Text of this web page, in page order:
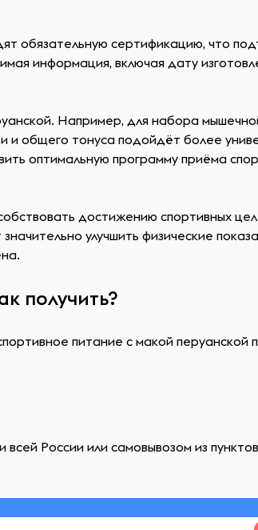
обязательную сертификацию, что
информация, включая дату
Например, для набора
и общего тонуса подойдёт более
оптимальную программу приёма
достижению спортивных
улучшить физические
получить?
питание с макой перуанской
России или самовывозом из